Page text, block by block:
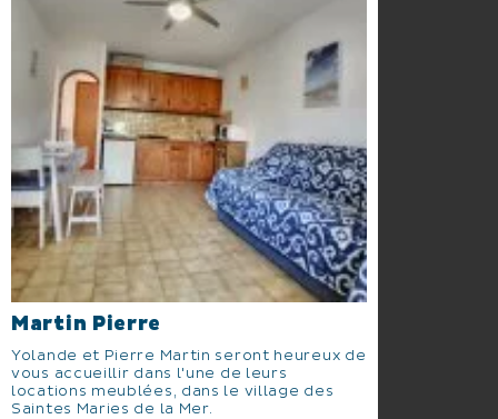
Martin Pierre
Yolande et Pierre Martin seront heureux de
vous accueillir dans l'une de leurs
locations meublées, dans le village des
Saintes Maries de la Mer.